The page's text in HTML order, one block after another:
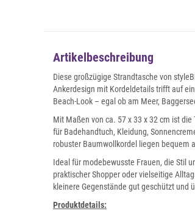
Artikelbeschreibung
Diese großzügige Strandtasche von
Ankerdesign mit Kordeldetails trifft auf
Beach-Look – egal ob am Meer,
Mit Maßen von ca. 57 x 33 x 32 cm ist
für Badehandtuch, Kleidung,
robuster Baumwollkordel liegen bequem
Ideal für modebewusste Frauen, die Stil
praktischer Shopper oder vielseitige
kleinere Gegenstände gut geschützt und
Produktdetails: